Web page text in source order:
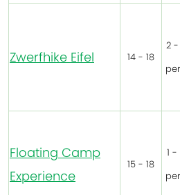
Zwerfhike Eifel 14 - 18
2
Floating Camp
Experience
15 - 18
1 -